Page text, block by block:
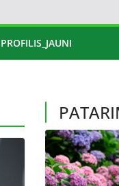
PROFILIS_JAUNI